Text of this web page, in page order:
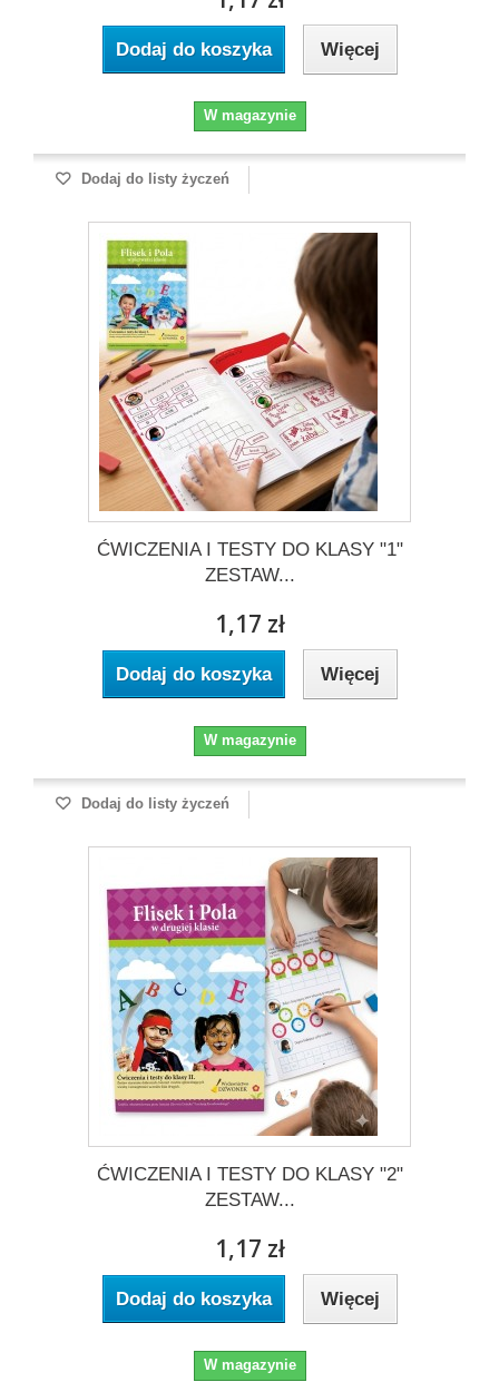
Dodaj do koszyka Więcej
W magazynie
Dodaj do listy życzeń
ĆWICZENIA I TESTY DO KLASY "1"
ZESTAW...
1,17 zł
Dodaj do koszyka Więcej
W magazynie
Dodaj do listy życzeń
ĆWICZENIA I TESTY DO KLASY "2"
ZESTAW...
1,17 zł
Dodaj do koszyka Więcej
W magazynie